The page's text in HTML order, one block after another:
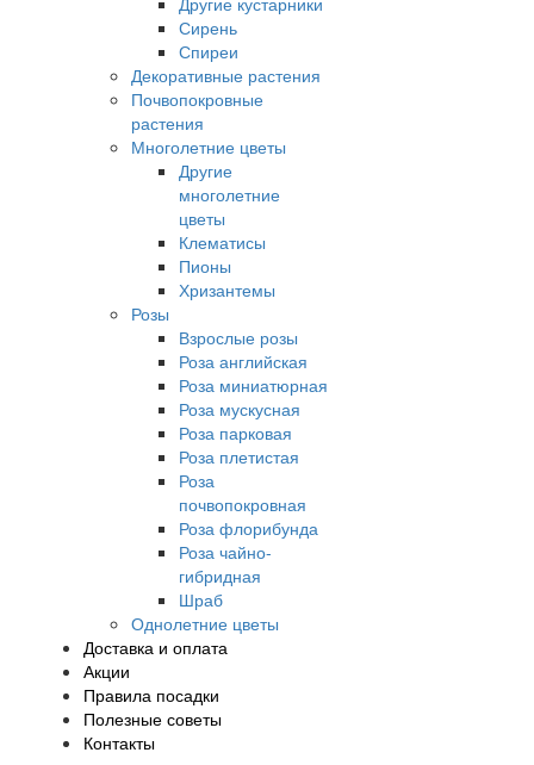
Сирень
Спиреи
Декоративные растения
Почвопокровные
растения
Многолетние цветы
Другие
многолетние
цветы
Клематисы
Пионы
Хризантемы
Розы
Взрослые розы
Роза английская
Роза миниатюрная
Роза мускусная
Роза парковая
Роза плетистая
Роза
почвопокровная
Роза флорибунда
Роза чайно-
гибридная
Шраб
Однолетние цветы
Доставка и оплата
Акции
Правила посадки
Полезные советы
Контакты